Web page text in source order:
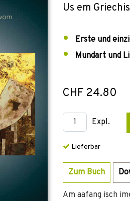
Us em
Erste und
Mundart und
CHF 24.80
Expl.
Lieferbar
Zum Buch
Am aafang isch